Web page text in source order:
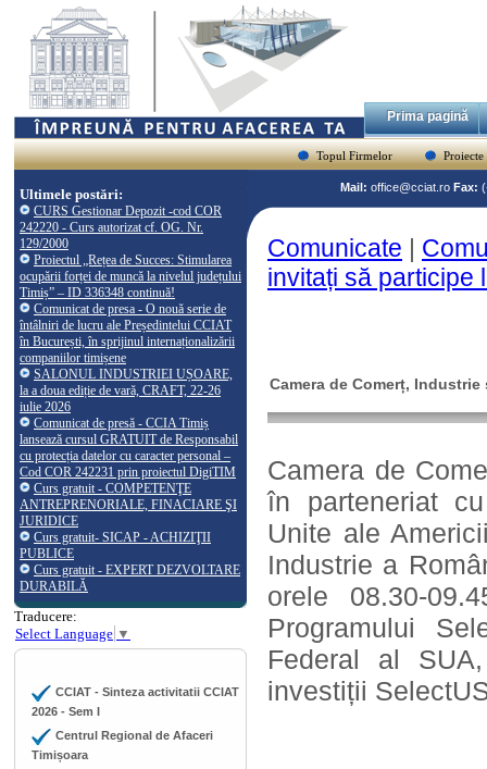
Prima pagină
Topul Firmelor Proiecte
Ultimele postări:
CURS Gestionar Depozit -cod COR
242220 - Curs autorizat cf. OG. Nr.
129/2000
Proiectul „Rețea de Succes: Stimularea
ocupării forței de muncă la nivelul județului
Timiș” – ID 336348 continuă!
Comunicat de presa - O nouă serie de
întâlniri de lucru ale Președintelui CCIAT
în București, în sprijinul internaționalizării
companiilor timișene
SALONUL INDUSTRIEI UȘOARE,
la a doua ediție de vară, CRAFT, 22-26
iulie 2026
Comunicat de presă - CCIA Timiș
lansează cursul GRATUIT de Responsabil
cu protecția datelor cu caracter personal –
Cod COR 242231 prin proiectul DigiTIM
Curs gratuit - COMPETENŢE
ANTREPRENORIALE, FINACIARE ŞI
JURIDICE
Curs gratuit- SICAP - ACHIZIŢII
PUBLICE
Curs gratuit - EXPERT DEZVOLTARE
DURABILĂ
Traducere:
Select Language ▼
CCIAT - Sinteza activitatii CCIAT
2026 - Sem I
Centrul Regional de Afaceri
Timișoara
Mail: office@cciat.ro Fax:
Comunicate |
invitați să participe
Camera de Comerț,
Camera de
în parteneriat
Unite ale
Industrie a
orele 08.30-
Programului
Federal al
investiții